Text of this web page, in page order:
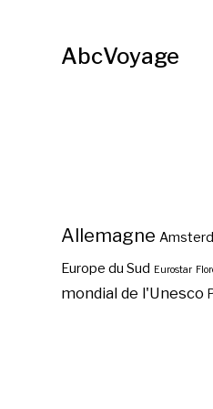
AbcVoyage
Allemagne
Europe du Sud Eurostar
mondial de l'Unesco